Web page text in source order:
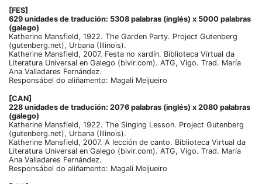
[FES]
629 unidades de tradución: 5308 palabras (inglés) x 5000 palabras
(galego)
Katherine Mansfield, 1922. The Garden Party. Project Gutenberg
(gutenberg.net), Urbana (Illinois).
Katherine Mansfield, 2007. Festa no xardín. Biblioteca Virtual da
Literatura Universal en Galego (bivir.com). ATG, Vigo. Trad. María
Ana Valladares Fernández.
Responsábel do aliñamento: Magali Meijueiro
[CAN]
228 unidades de tradución: 2076 palabras (inglés) x 2080 palabras
(galego)
Katherine Mansfield, 1922. The Singing Lesson. Project Gutenberg
(gutenberg.net), Urbana (Illinois).
Katherine Mansfield, 2007. A lección de canto. Biblioteca Virtual da
Literatura Universal en Galego (bivir.com). ATG, Vigo. Trad. María
Ana Valladares Fernández.
Responsábel do aliñamento: Magali Meijueiro